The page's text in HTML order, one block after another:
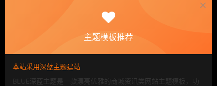
主题模板推荐
本站采用深蓝主题建站
BLUE深蓝主题是一款漂亮优雅的商城资讯类网站主题模板，功